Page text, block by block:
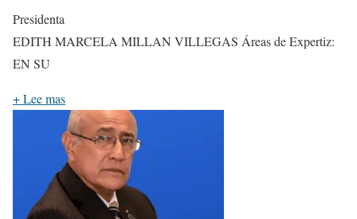
Presidenta
EDITH MARCELA MILLAN VILLEGAS Áreas de Expertiz:
EN SU
+Lee mas